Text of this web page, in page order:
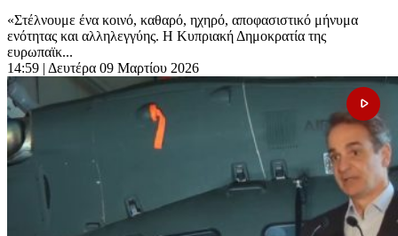
«Στέλνουμε ένα κοινό, καθαρό, ηχηρό, αποφασιστικό μήνυμα
ενότητας και αλληλεγγύης. Η Κυπριακή Δημοκρατία της
ευρωπαϊκ...
14:59 | Δευτέρα 09 Μαρτίου 2026